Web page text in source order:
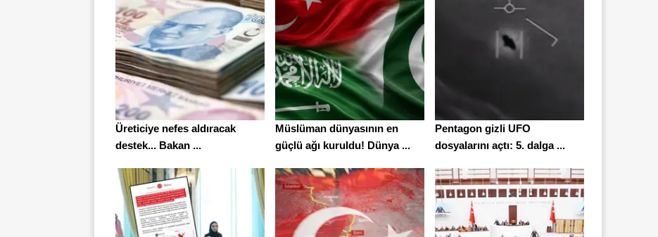
Üreticiye nefes aldıracak
destek... Bakan ...
Müslüman dünyasının en
güçlü ağı kuruldu! Dünya ...
Pentagon gizli UFO
dosyalarını açtı: 5. dalga ...